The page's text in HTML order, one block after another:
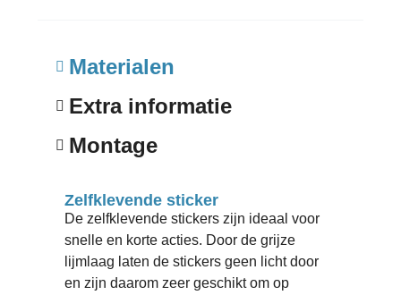
Materialen
Extra informatie
Montage
Zelfklevende sticker
De zelfklevende stickers zijn ideaal voor
snelle en korte acties. Door de grijze
lijmlaag laten de stickers geen licht door
en zijn daarom zeer geschikt om op